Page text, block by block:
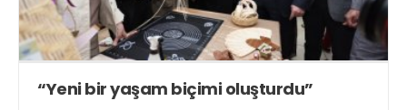
“Yeni bir yaşam biçimi oluşturdu”